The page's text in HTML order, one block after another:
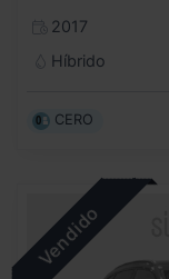
2017
Híbrido
CERO